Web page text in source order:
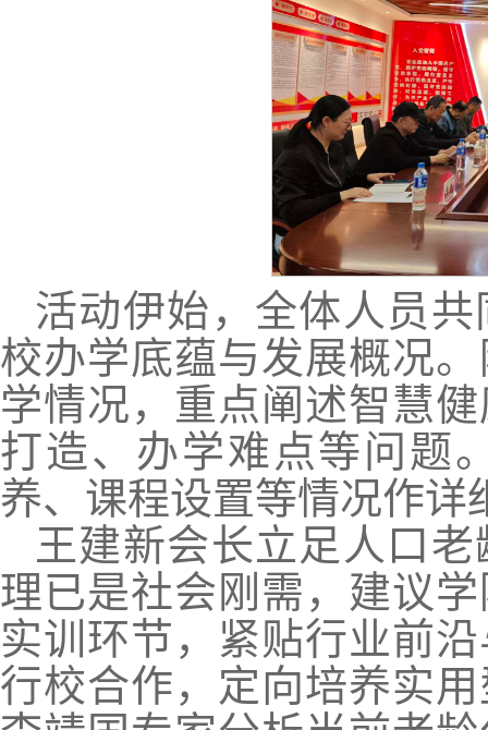
活动伊始，全体人员
校办学底蕴与发展概况
学情况，重点阐述智慧
打造、办学难点等问题
养、课程设置等情况作详
王建新会长立足人口
理已是社会刚需，建议
实训环节，紧贴行业前
行校合作，定向培养实